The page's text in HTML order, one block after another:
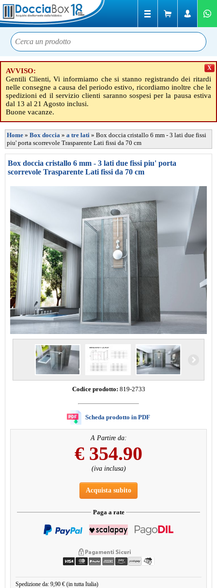
AVVISO:
Gentili Clienti, Vi informiamo che si stanno registrando dei ritardi
nelle consegne a causa del periodo estivo, ricordiamo inoltre che le
spedizioni ed il servizio clienti saranno sospesi per la pausa estiva
dal 13 al 21 Agosto inclusi.
Buone vacanze.
X
Home » Box doccia » a tre lati » Box doccia cristallo 6 mm - 3 lati due fissi
piu' porta scorrevole Trasparente Lati fissi da 70 cm
Box doccia cristallo 6 mm - 3 lati due fissi piu' porta
scorrevole Trasparente Lati fissi da 70 cm
Codice prodotto: 819-2733
Scheda prodotto in PDF
A Partire da:
€ 354.90
(iva inclusa)
Acquista subito
Paga a rate
Spedizione da: 9,90 € (in tutta Italia)